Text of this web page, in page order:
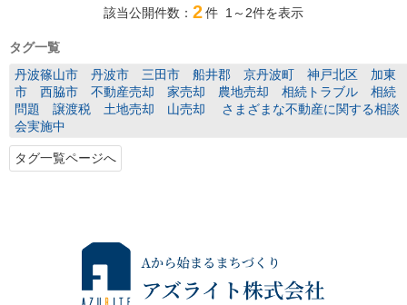
該当公開件数： 2件 1～2件を表示
タグ一覧
丹波篠山市 丹波市 三田市 船井郡 京丹波町 神戸北区 加東
市 西脇市 不動産売却 家売却 農地売却 相続トラブル 相続
問題 譲渡税 土地売却 山売却 さまざまな不動産に関する相談
会実施中
タグ一覧ページへ